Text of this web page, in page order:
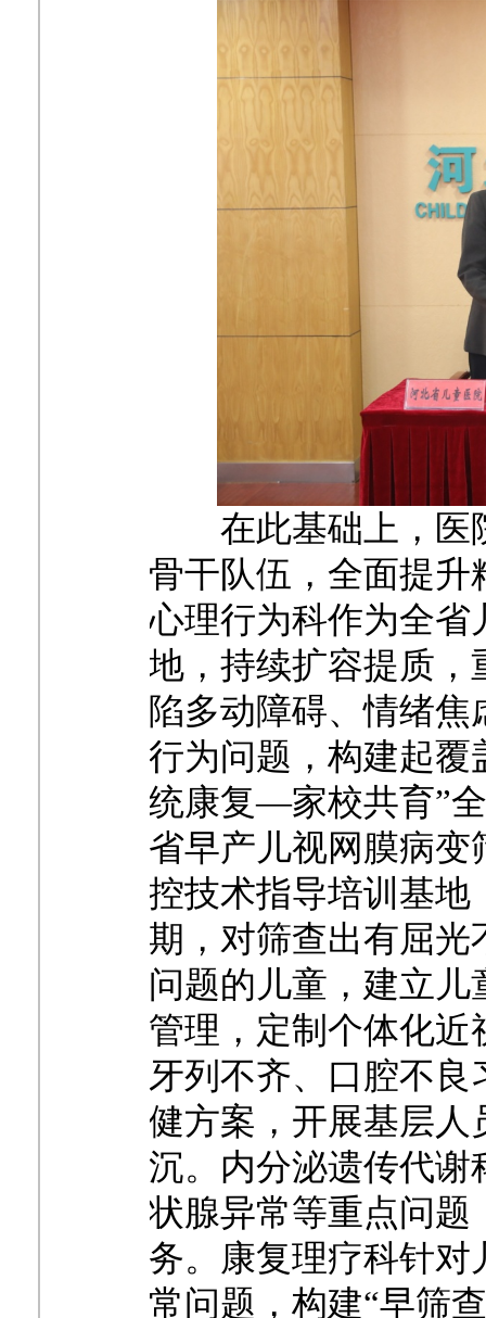
在此基础上，医
骨干队伍，全面提
心理行为科作为全
地，持续扩容提质
陷多动障碍、情绪
行为问题，构建起
统康复—家校共育”
省早产儿视网膜病
控技术指导培训基地
期，对筛查出有屈
问题的儿童，建立
管理，定制个体化
牙列不齐、口腔不
健方案，开展基层
沉。内分泌遗传代
状腺异常等重点问
务。康复理疗科针
常问题，构建“早筛